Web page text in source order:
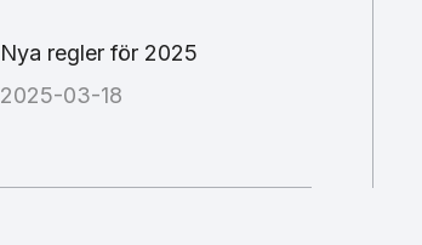
Nya regler för 2025
2025-03-18